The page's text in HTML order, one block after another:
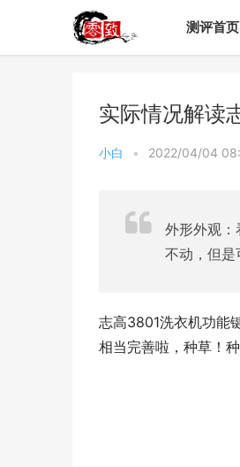
测评首页
实际情况解读
小白 • 2022/04/04
外形外观
不动，但是
志高3801洗衣机功能
相当完善啦，种草！